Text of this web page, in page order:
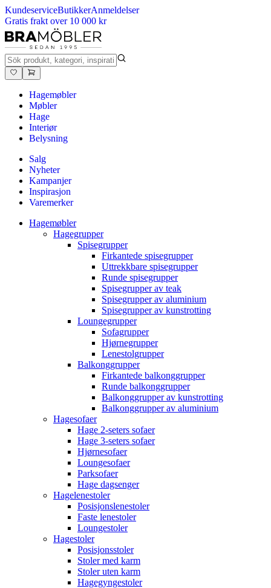
KundeserviceButikkerAnmeldelser
Gratis frakt over 10 000 kr
Hagemøbler
Møbler
Hage
Interiør
Belysning
Salg
Nyheter
Kampanjer
Inspirasjon
Varemerker
Hagemøbler
Hagegrupper
Spisegrupper
Firkantede spisegrupper
Uttrekkbare spisegrupper
Runde spisegrupper
Spisegrupper av teak
Spisegrupper av aluminium
Spisegrupper av kunstrotting
Loungegrupper
Sofagrupper
Hjørnegrupper
Lenestolgrupper
Balkonggrupper
Firkantede balkonggrupper
Runde balkonggrupper
Balkonggrupper av kunstrotting
Balkonggrupper av aluminium
Hagesofaer
Hage 2-seters sofaer
Hage 3-seters sofaer
Hjørnesofaer
Loungesofaer
Parksofaer
Hage dagsenger
Hagelenestoler
Posisjonslenestoler
Faste lenestoler
Loungestoler
Hagestoler
Posisjonsstoler
Stoler med karm
Stoler uten karm
Hagegyngestoler